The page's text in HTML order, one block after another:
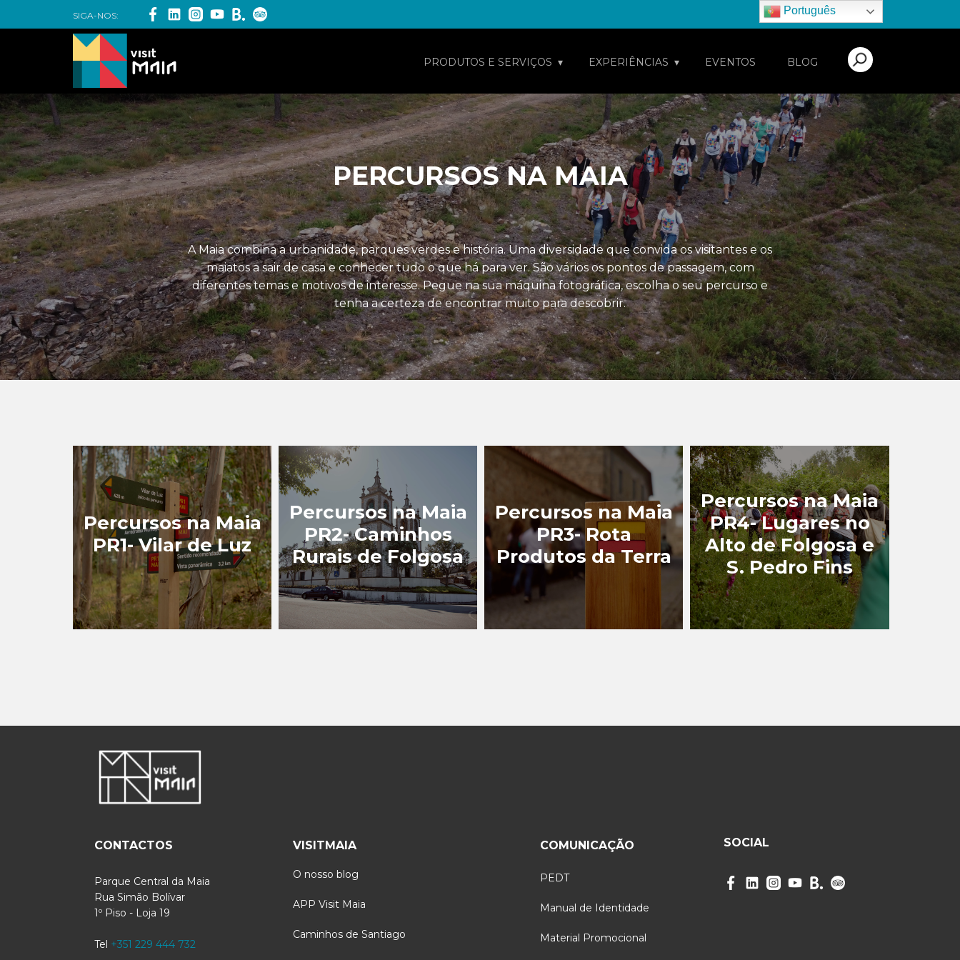
SIGA-NOS: Português
PRODUTOS E SERVIÇOS EXPERIÊNCIAS EVENTOS BLOG
PERCURSOS NA MAIA
A Maia combina a urbanidade, parques verdes e história. Uma diversidade que convida os visitantes e os
maiatos a sair de casa e conhecer tudo o que há para ver. São vários os pontos de passagem, com
diferentes temas e motivos de interesse. Pegue na sua máquina fotográfica, escolha o seu percurso e
tenha a certeza de encontrar muito para descobrir.
Percursos na Maia
PR1- Vilar de Luz
Percursos na Maia
PR2- Caminhos
Rurais de Folgosa
Percursos na Maia
PR3- Rota
Produtos da Terra
Percursos na Maia
PR4- Lugares no
Alto de Folgosa e
S. Pedro Fins
CONTACTOS
Parque Central da Maia
Rua Simão Bolívar
1º Piso - Loja 19
Tel +351 229 444 732
VISITMAIA
O nosso blog
APP Visit Maia
Caminhos de Santiago
COMUNICAÇÃO
PEDT
Manual de Identidade
Material Promocional
SOCIAL